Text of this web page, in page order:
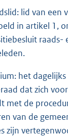
lid van een
in artikel 1,
raads-
het
dat zich
met de
van de
zijn